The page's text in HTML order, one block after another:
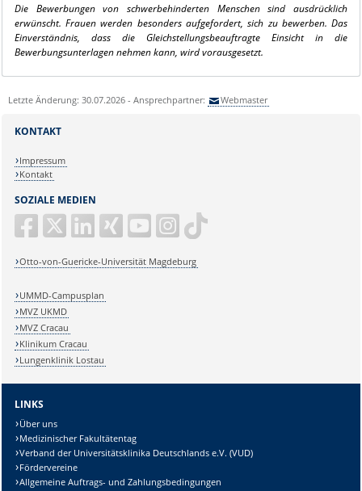
Die Bewerbungen von schwerbehinderten Menschen sind ausdrücklich
erwünscht. Frauen werden besonders aufgefordert, sich zu bewerben. Das
Einverständnis, dass die Gleichstellungsbeauftragte Einsicht in die
Bewerbungsunterlagen nehmen kann, wird vorausgesetzt.
Letzte Änderung: 30.07.2026 - Ansprechpartner: Webmaster
SOZIALE MEDIEN
Otto-von-Guericke-Universität Magdeburg
KONTAKT
Impressum
Kontakt
UMMD-Campusplan
MVZ UKMD
MVZ Cracau
Klinikum Cracau
Lungenklinik Lostau
LINKS
Über uns
Medizinischer Fakultätentag
Verband der Universitätsklinika Deutschlands e.V. (VUD)
Fördervereine
Allgemeine Auftrags- und Zahlungsbedingungen